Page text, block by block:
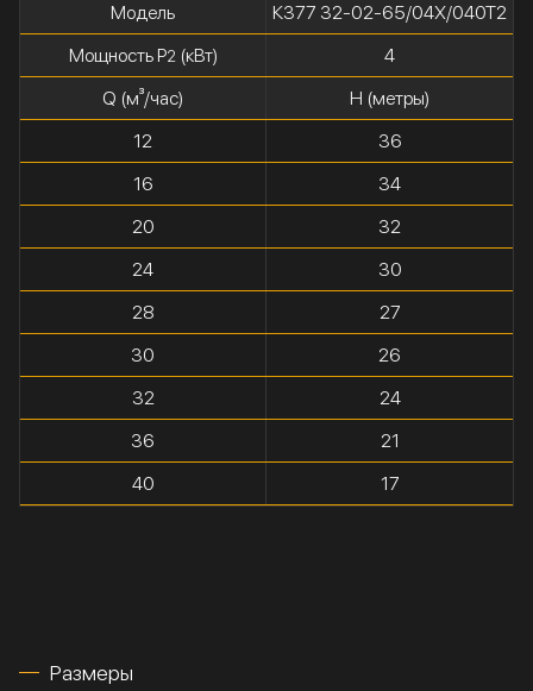
Модель
К377 32-02-65/04Х/040Т2
Мощность P2(кВт)
4
Q (м³/час)
H (метры)
12
36
16
34
20
32
24
30
28
27
30
26
32
24
36
21
40
17
Размеры